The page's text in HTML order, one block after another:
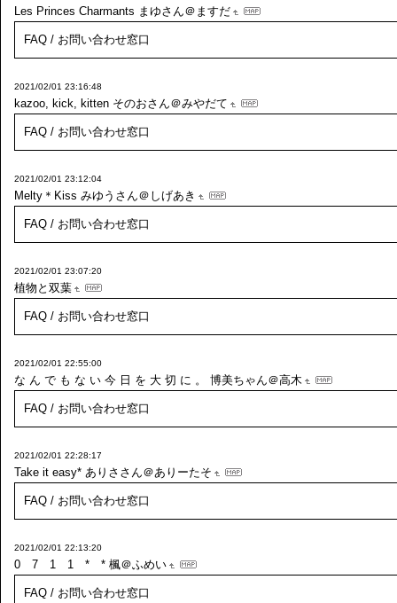
Les Princes Charmants まゆさん＠ますだ
FAQ / お問い合わせ窓口
2021/02/01 23:16:48
kazoo, kick, kitten そのおさん＠みやだて
FAQ / お問い合わせ窓口
2021/02/01 23:12:04
Melty＊Kiss みゆうさん＠しげあき
FAQ / お問い合わせ窓口
2021/02/01 23:07:20
植物と双葉
FAQ / お問い合わせ窓口
2021/02/01 22:55:00
な ん で も な い 今 日 を 大 切 に 。 博美ちゃん＠高木
FAQ / お問い合わせ窓口
2021/02/01 22:28:17
Take it easy* ありささん＠ありーたそ
FAQ / お問い合わせ窓口
2021/02/01 22:13:20
0 7 1 1 * * 楓＠ふめい
FAQ / お問い合わせ窓口